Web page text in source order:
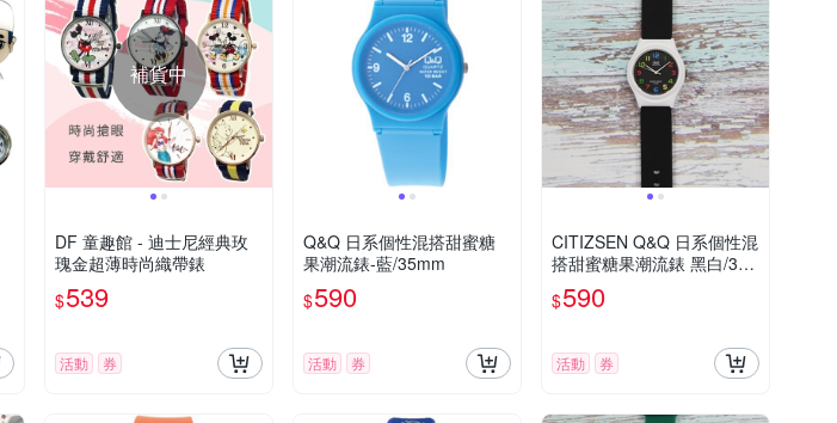
補貨中
DF 童趣館 - 迪士尼經典玫
瑰金超薄時尚織帶錶
$539
活動 券
Q&Q 日系個性混搭甜蜜糖
果潮流錶-藍/35mm
$590
活動 券
CITIZSEN Q&Q 日系個性混
搭甜蜜糖果潮流錶 黑白/35
mm
$590
活動 券